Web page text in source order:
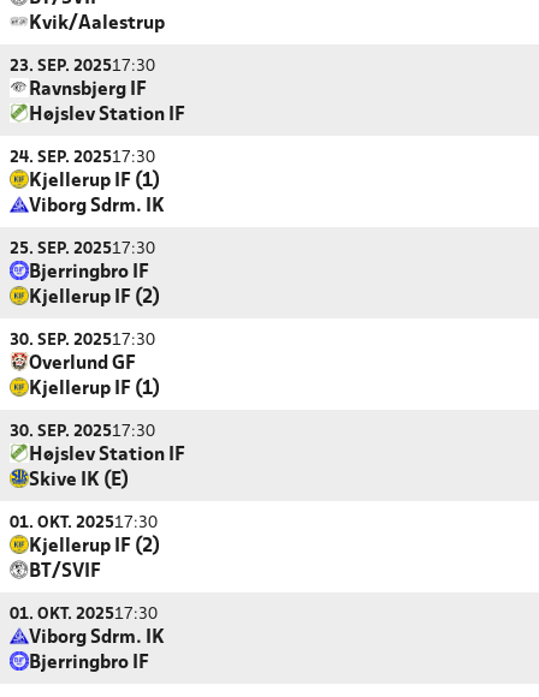
Kvik/Aalestrup
23. SEP. 202517:30
Ravnsbjerg IF
Højslev Station IF
24. SEP. 202517:30
Kjellerup IF (1)
Viborg Sdrm. IK
25. SEP. 202517:30
Bjerringbro IF
Kjellerup IF (2)
30. SEP. 202517:30
Overlund GF
Kjellerup IF (1)
30. SEP. 202517:30
Højslev Station IF
Skive IK (E)
01. OKT. 202517:30
Kjellerup IF (2)
BT/SVIF
01. OKT. 202517:30
Viborg Sdrm. IK
Bjerringbro IF